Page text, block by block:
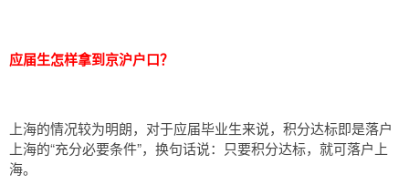
应届生怎样拿到京沪户口？
上海的情况较为明朗，对于应届毕业生来说，积分达标即是落户
上海的“充分必要条件”，换句话说：只要积分达标，就可落户上
海。